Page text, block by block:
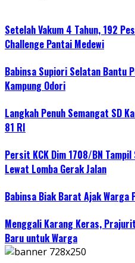
Setelah Vakum 4 Tahun, 192
Challenge Pantai Medewi
Babinsa Supiori Selatan Bantu
Kampung Odori
Langkah Penuh Semangat SD
81 RI
Persit KCK Dim 1708/BN
Lewat Lomba Gerak Jalan
Babinsa Biak Barat Ajak Warga
Menggali Karang Keras,
Baru untuk Warga